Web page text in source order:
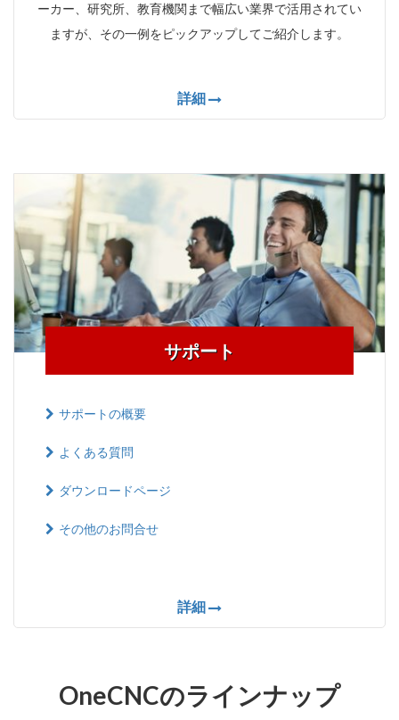
ーカー、研究所、教育機関まで幅広い業界で活用されてい
ますが、その一例をピックアップしてご紹介します。
詳細
サポート
サポートの概要
よくある質問
ダウンロードページ
その他のお問合せ
詳細
OneCNCのラインナップ